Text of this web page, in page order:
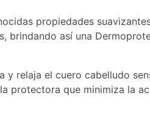
propiedades
brindando así una
relaja el cuero cabelludo
protectora que minimiza la